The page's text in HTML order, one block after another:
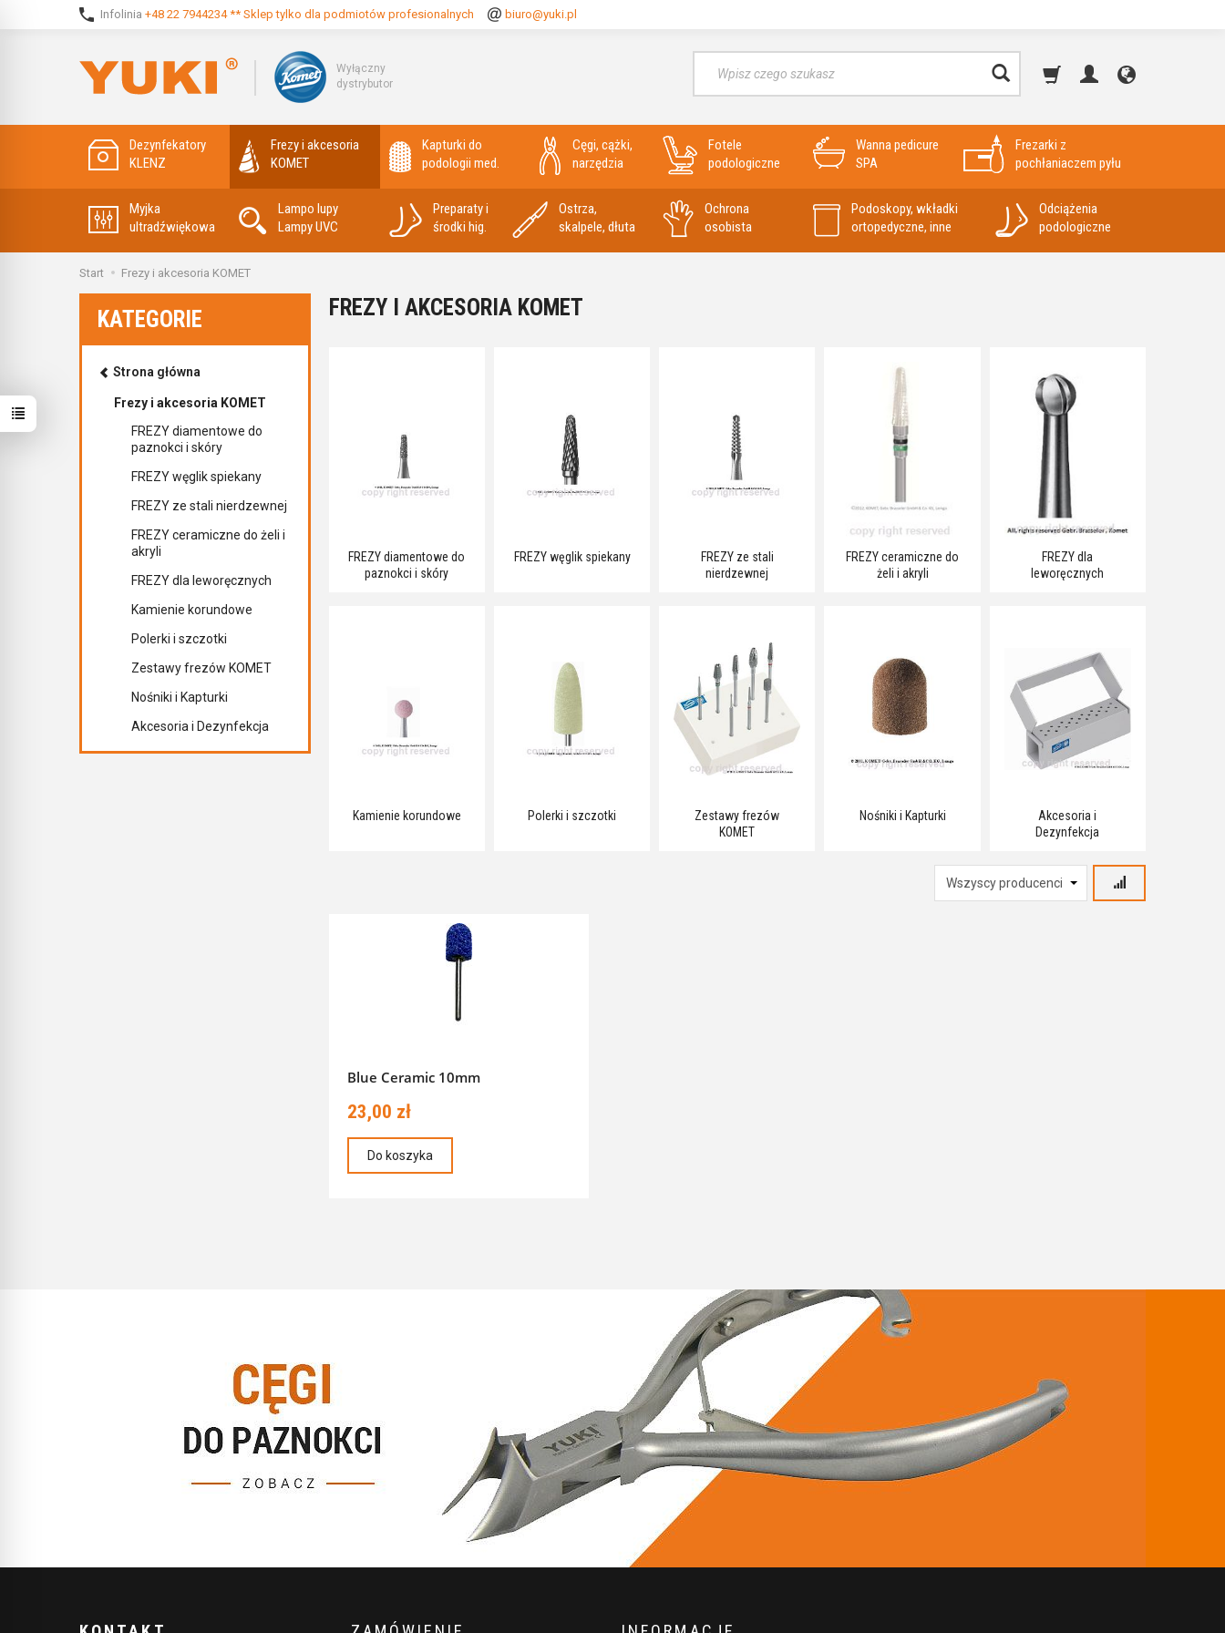
Infolinia +48 22 7944234 ** Sklep tylko dla podmiotów profesionalnych biuro@yuki.pl
Wyłączny
dystrybutor
Dezynfekatory
KLENZ
Frezy i akcesoria
KOMET
Kapturki do
podologii med.
Cęgi, cążki,
narzędzia
Fotele
podologiczne
Wanna pedicure
SPA
Frezarki z
pochłaniaczem pyłu
Myjka
ultradźwiękowa
Lampo lupy
Lampy UVC
Preparaty i
środki hig.
Ostrza,
skalpele, dłuta
Ochrona
osobista
Podoskopy, wkładki
ortopedyczne, inne
Odciążenia
podologiczne
Start Frezy i akcesoria KOMET
FREZY I AKCESORIA KOMET
FREZY diamentowe do
paznokci i skóry
FREZY węglik spiekany
FREZY ze stali
nierdzewnej
FREZY ceramiczne do
żeli i akryli
FREZY dla
leworęcznych
Kamienie korundowe Polerki i szczotki
Zestawy frezów
KOMET
Nośniki i Kapturki
Akcesoria i
Dezynfekcja
Blue Ceramic 10mm
23,00 zł
Do koszyka
KATEGORIE
Strona główna
Frezy i akcesoria KOMET
FREZY diamentowe do
paznokci i skóry
FREZY węglik spiekany
FREZY ze stali nierdzewnej
FREZY ceramiczne do żeli i
akryli
FREZY dla leworęcznych
Kamienie korundowe
Polerki i szczotki
Zestawy frezów KOMET
Nośniki i Kapturki
Akcesoria i Dezynfekcja